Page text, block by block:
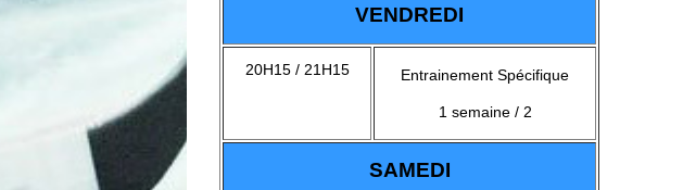
VENDREDI
20H15 / 21H15 Entrainement Spécifique
1 semaine / 2
SAMEDI